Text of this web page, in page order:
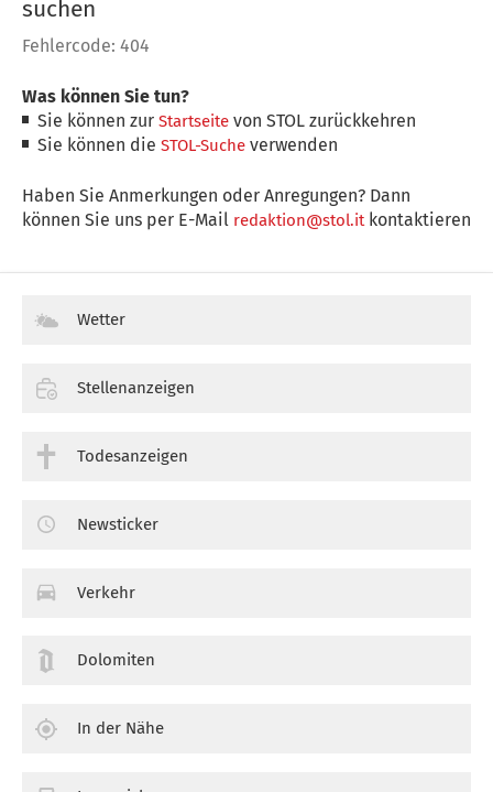
suchen
Fehlercode: 404
Was können Sie tun?
Sie können zurStartseite von STOL zurückkehren
Sie können dieSTOL-Suche verwenden
Haben Sie Anmerkungen oder Anregungen? Dann
können Sie uns per E-Mail redaktion@stol.itkontaktieren
Wetter
Stellenanzeigen
Todesanzeigen
Newsticker
Verkehr
Dolomiten
In der Nähe